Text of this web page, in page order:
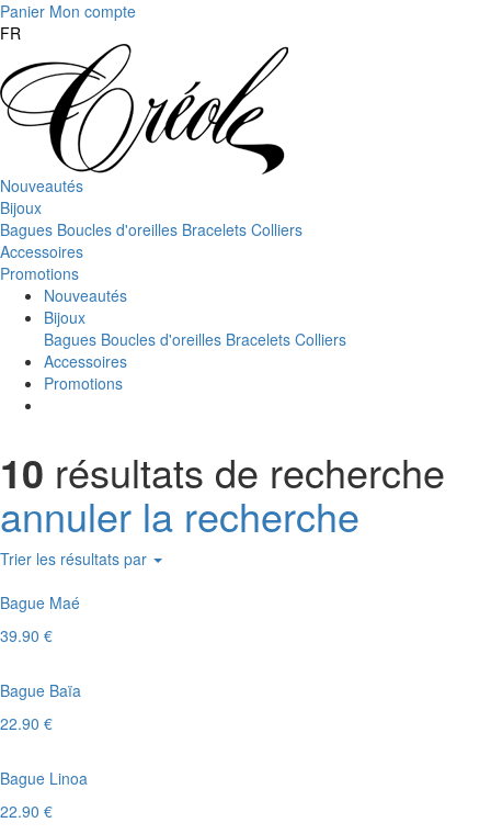
Panier Mon compte
FR
Nouveautés
Bijoux
Bagues Boucles d'oreilles Bracelets Colliers
Accessoires
Promotions
Nouveautés
Bijoux
Bagues Boucles d'oreilles Bracelets Colliers
Accessoires
Promotions
10 résultats de recherche
annuler la recherche
Trier les résultats par
Bague Maé
39.90 €
Bague Baïa
22.90 €
Bague Linoa
22.90 €